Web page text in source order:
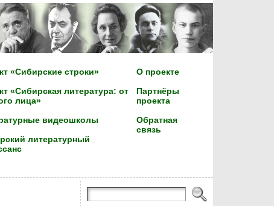
«Сибирские строки»
«Сибирская литература: от
лица»
видеошколы
литературный
О проекте
Партнёры
проекта
Обратная
связь